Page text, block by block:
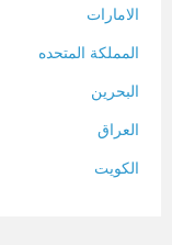
الامارات
المملكة المتحده
البحرين
العراق
الكويت